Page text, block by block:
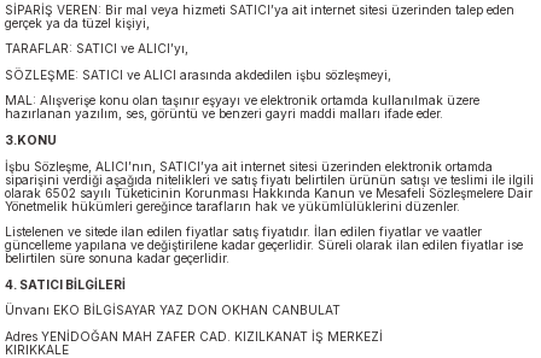
SİPARİŞ VEREN: Bir mal veya hizmeti SATICI’ya ait internet sitesi üzerinden talep eden
gerçek ya da tüzel kişiyi,
TARAFLAR: SATICI ve ALICI’yı,
SÖZLEŞME: SATICI ve ALICI arasında akdedilen işbu sözleşmeyi,
MAL: Alışverişe konu olan taşınır eşyayı ve elektronik ortamda kullanılmak üzere
hazırlanan yazılım, ses, görüntü ve benzeri gayri maddi malları ifade eder.
3.KONU
İşbu Sözleşme, ALICI’nın, SATICI’ya ait internet sitesi üzerinden elektronik ortamda
siparişini verdiği aşağıda nitelikleri ve satış fiyatı belirtilen ürünün satışı ve teslimi ile ilgili
olarak 6502 sayılı Tüketicinin Korunması Hakkında Kanun ve Mesafeli Sözleşmelere Dair
Yönetmelik hükümleri gereğince tarafların hak ve yükümlülüklerini düzenler.
Listelenen ve sitede ilan edilen fiyatlar satış fiyatıdır. İlan edilen fiyatlar ve vaatler
güncelleme yapılana ve değiştirilene kadar geçerlidir. Süreli olarak ilan edilen fiyatlar ise
belirtilen süre sonuna kadar geçerlidir.
4. SATICI BİLGİLERİ
Ünvanı EKO BİLGİSAYAR YAZ DON OKHAN CANBULAT
Adres YENİDOĞAN MAH ZAFER CAD. KIZILKANAT İŞ MERKEZİ
KIRIKKALE